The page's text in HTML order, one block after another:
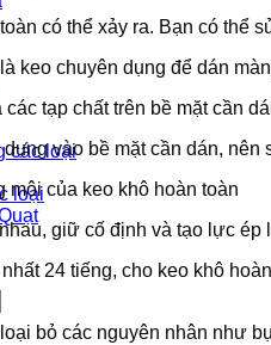
các loại
loại
có thể xảy ra. Bạn có thể
keo chuyên dụng để dán
tạp chất trên bề mặt cần
vào bề mặt cần dán, nên
của keo khô hoàn toàn
giữ cố định và tạo lực ép
24 tiếng, cho keo khô
bỏ các nguyên nhân như